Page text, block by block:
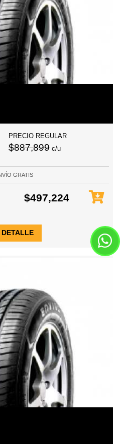
PRECIO REGULAR
$887,899 c/u
GRATIS
$497,224
DETALLE